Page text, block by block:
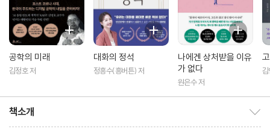
공학의 미래
김정호 저
대화의 정석
정흥수(흥버튼) 저
나에겐 상처받을 이유
가 없다
원은수 저
김
책소개